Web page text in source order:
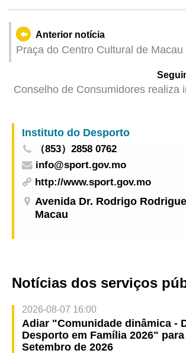
Anterior notícia
Praça do Centro Cultural de Macau
Conselho de Consumidores realiza
refrigerados e ovos pré-embalados
Instituto do Desporto
（853）2858 0762
info@sport.gov.mo
http://www.sport.gov.mo
Avenida Dr. Rodrigo
Macau
Notícias dos serviços
2026-08-07 16:00
Adiar "Comunidade dinâmica -
Desporto em Família 2026" para
Setembro de 2026